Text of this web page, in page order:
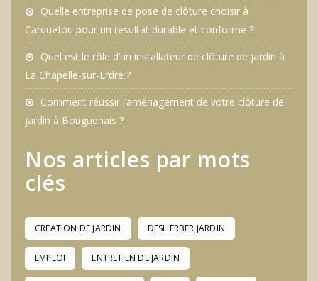
Quelle entreprise de pose de clôture choisir à
Carquefou pour un résultat durable et conforme ?
Quel est le rôle d’un installateur de clôture de jardin à
La Chapelle-sur-Erdre ?
Comment réussir l’aménagement de votre clôture de
jardin à Bouguenais ?
Nos articles par mots
clés
CREATION DE JARDIN DESHERBER JARDIN
EMPLOI ENTRETIEN DE JARDIN